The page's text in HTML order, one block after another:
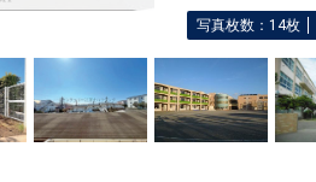
写真枚数：14枚